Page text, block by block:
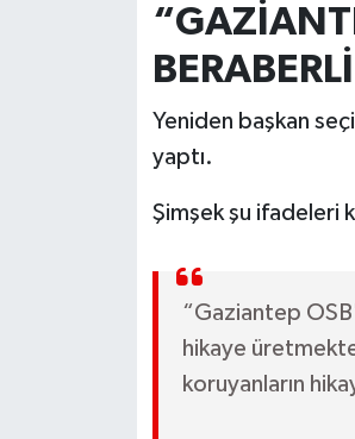
Yeniden başkan
yaptı.
Şimşek şu ifadeleri
“Gaziantep
hikaye
koruyanların